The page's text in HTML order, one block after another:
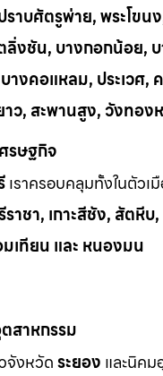
าบศัตรูพ่าย, พระโข
ลิ่งชัน, บางกอกน้อย,
างคอแหลม, ประเวศ
ว, สะพานสูง, วังทอ
รษฐกิจ
เราครอบคลุมทั้งในตัวเ
ชา, เกาะสีชัง, สัตหี
เทียน และ หนองมน
สาหกรรม
จังหวัดระยอง และนิค